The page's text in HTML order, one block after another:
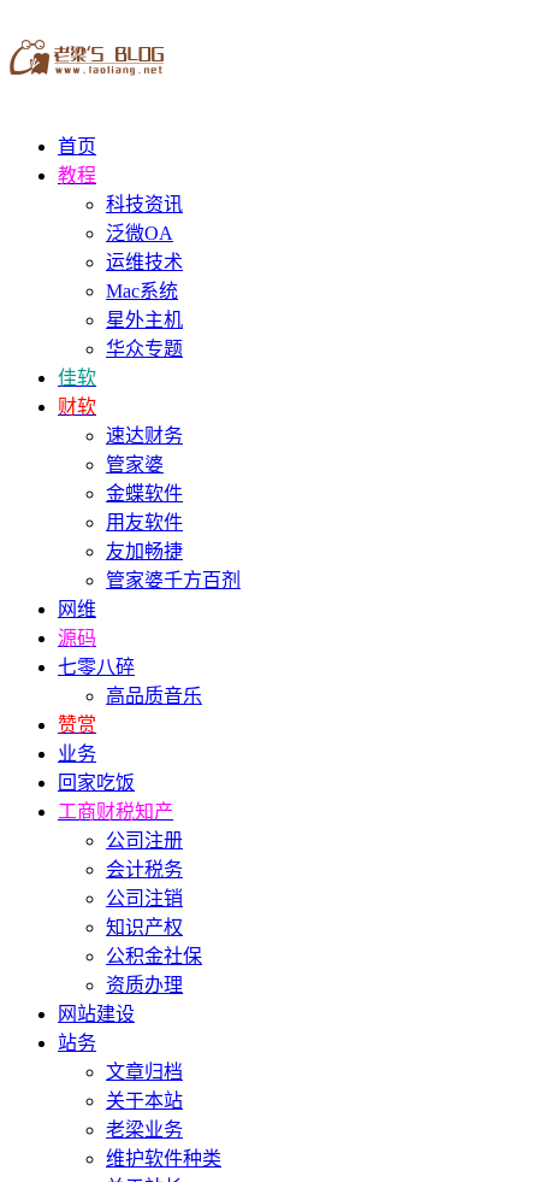
首页
教程
科技资讯
泛微OA
运维技术
Mac系统
星外主机
华众专题
佳软
财软
速达财务
管家婆
金蝶软件
用友软件
友加畅捷
管家婆千方百剂
网维
源码
七零八碎
高品质音乐
赞赏
业务
回家吃饭
工商财税知产
公司注册
会计税务
公司注销
知识产权
公积金社保
资质办理
网站建设
站务
文章归档
关于本站
老梁业务
维护软件种类